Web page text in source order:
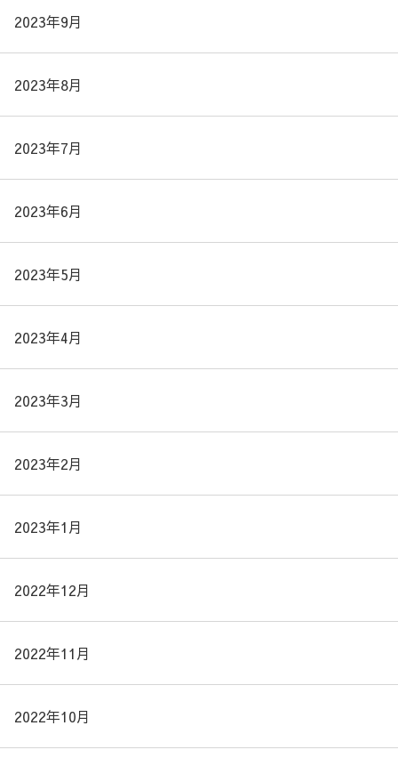
2023年9月
2023年8月
2023年7月
2023年6月
2023年5月
2023年4月
2023年3月
2023年2月
2023年1月
2022年12月
2022年11月
2022年10月